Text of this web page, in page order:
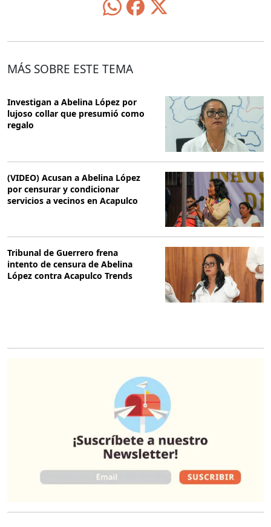
MÁS SOBRE ESTE TEMA
Investigan a Abelina López por
lujoso collar que presumió como
regalo
(VIDEO) Acusan a Abelina López
por censurar y condicionar
servicios a vecinos en Acapulco
Tribunal de Guerrero frena
intento de censura de Abelina
López contra Acapulco Trends